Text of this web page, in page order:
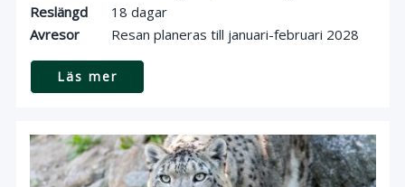
Reslängd
18 dagar
Avresor
Resan planeras till januari-februari 2028
Läs mer